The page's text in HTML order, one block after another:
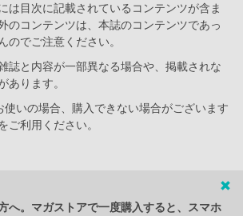
は目次に記載されているコンテンツが含ま
のコンテンツは、本誌のコンテンツであっ
のでご注意ください。
誌と内容が一部異なる場合や、掲載されな
あります。
いの場合、購入できない場合がございます
ご利用ください。
へ。マガストアで一度購入すると、スマホ